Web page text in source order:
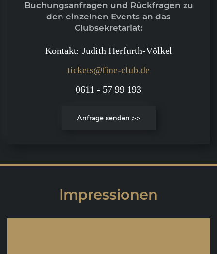
Buchungsanfragen und Rückfragen zu
den einzelnen Events an das
Clubsekretariat:
Kontakt: Judith Herfurth-Völkel
tickets@fine-club.de
0611 - 57 99 193
Anfrage senden >>
Impressionen